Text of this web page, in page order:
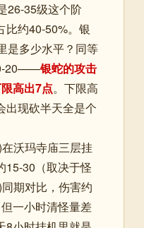
26-35级这个阶
比约40-50%。银
是多少水平？同等
20——银蛇的攻击
高出7点。下限高
出现砍半天全是个
沃玛寺庙三层挂
15-30（取决于怪
期对比，伤害约
一小时清怪量差